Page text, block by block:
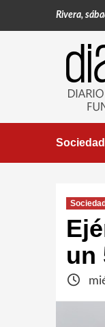
Rivera,
Sociedad
Sociedad
un